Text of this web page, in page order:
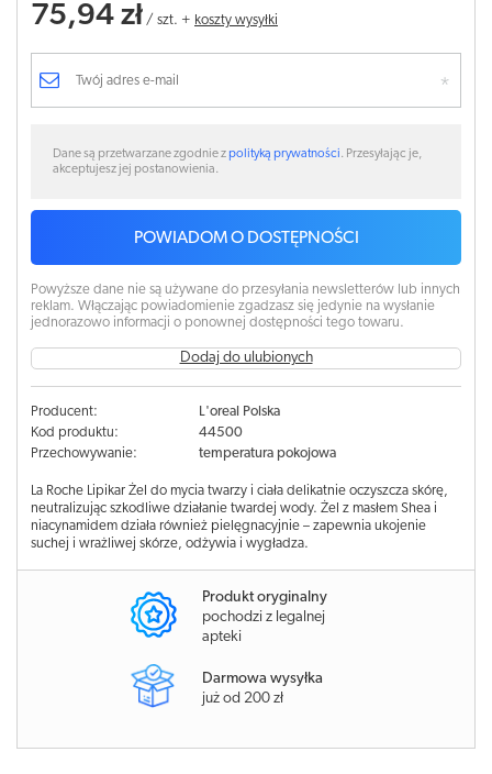
75,94 zł / szt. + koszty wysyłki
Dane są przetwarzane zgodnie zpolityką prywatności. Przesyłając je,
akceptujesz jej postanowienia.
POWIADOM O DOSTĘPNOŚCI
Powyższe dane nie są używane do przesyłania newsletterów lub innych
reklam. Włączając powiadomienie zgadzasz się jedynie na wysłanie
jednorazowo informacji o ponownej dostępności tego towaru.
Dodaj do ulubionych
Producent:
L'oreal Polska
Kod produktu:
44500
Przechowywanie:
temperatura pokojowa
La Roche Lipikar Żel do mycia twarzy i ciała delikatnie oczyszcza skórę,
neutralizując szkodliwe działanie twardej wody. Żel z masłem Shea i
niacynamidem działa również pielęgnacyjnie – zapewnia ukojenie
suchej i wrażliwej skórze, odżywia i wygładza.
Produkt oryginalny
pochodzi z legalnej
apteki
Darmowa wysyłka
już od 200 zł